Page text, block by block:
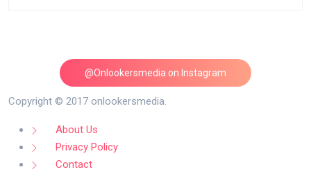
@Onlookersmedia on Instagram
Follow on Instagram
Copyright © 2017 onlookersmedia.
About Us
Privacy Policy
Contact